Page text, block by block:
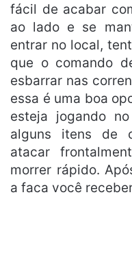
fácil de acabar
ao lado e se
entrar no local,
que o comando
esbarrar nas
essa é uma boa
esteja jogando
alguns itens de
atacar
morrer rápido.
a faca você